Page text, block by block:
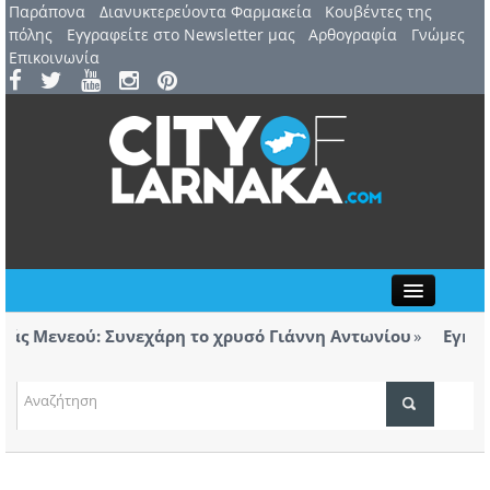
Παράπονα Διανυκτερεύοντα Φαρμακεία
Kουβέντες της
πόλης
Εγγραφείτε στο Newsletter μας Αρθογραφία
Γνώμες
Επικοινωνία
ΤΟΠΙΚΑ ΝΕΑ
Συνεχάρη το χρυσό Γιάννη Αντωνίου
τσιγάρα βρέθηκαν σε ταξί με προορισμό